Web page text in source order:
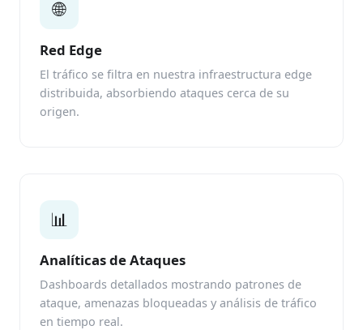
🌐
Red Edge
El tráfico se filtra en nuestra infraestructura edge
distribuida, absorbiendo ataques cerca de su
origen.
📊
Analíticas de Ataques
Dashboards detallados mostrando patrones de
ataque, amenazas bloqueadas y análisis de tráfico
en tiempo real.